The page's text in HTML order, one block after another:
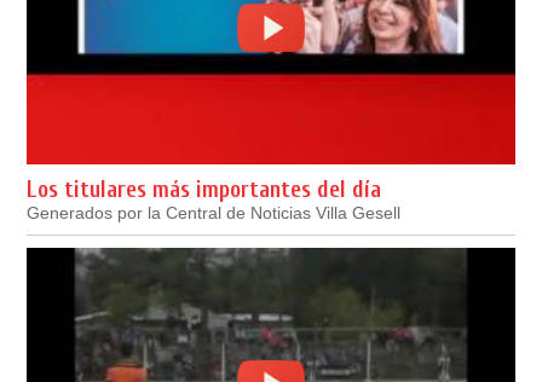
Los titulares más importantes del día
Generados por la Central de Noticias Villa Gesell